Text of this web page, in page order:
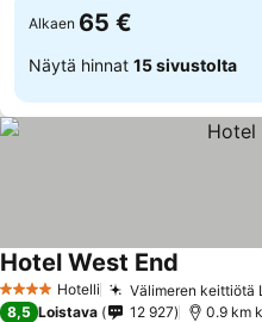
Alkaen 65 €
Näytä hinnat 15 sivustolta
4 Tähtiluokitus
Hotelli Välimeren keittiötä
Hotel West End
8,5 Loistava 12 927 0.9 km